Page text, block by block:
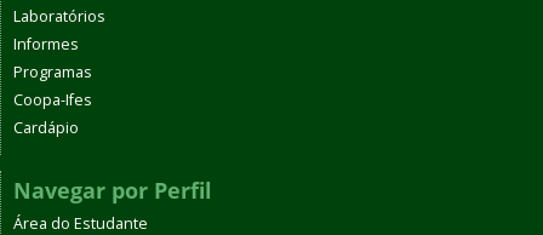
Laboratórios
Informes
Programas
Coopa-Ifes
Cardápio
Navegar por Perfil
Área do Estudante